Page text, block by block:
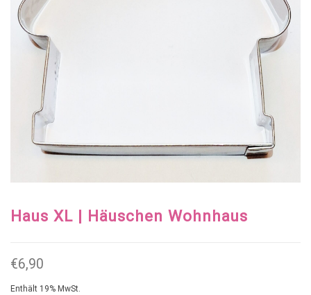
Haus XL | Häuschen Wohnhaus
€6,90
Enthält 19% MwSt.